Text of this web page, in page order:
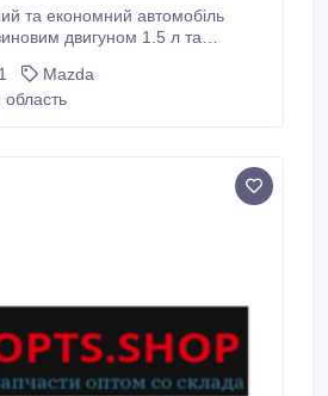
та економний автомобіль
двигуном 1.5 л та
доступну та
щоденного використання
Mazda